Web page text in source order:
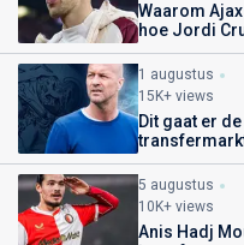
Waarom
hoe Jordi
1 augustus
15K+ views
Dit gaat er
5 augustus
10K+ views
Anis Hadj